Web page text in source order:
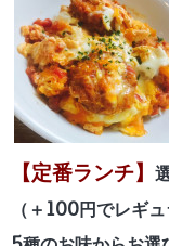
【定番ランチ】
（＋100円でレギ